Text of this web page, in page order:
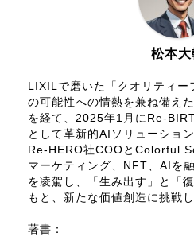
松本大
LIXILで磨いた「クオリティー
の可能性への情熱を兼ね備え
を経て、2025年1月にRe-
として革新的AIソリューショ
Re-HERO社COOとColorful
マーケティング、NFT、AIを
を凌駕し、「生み出す」と「
もと、新たな価値創造に挑戦し
著書：